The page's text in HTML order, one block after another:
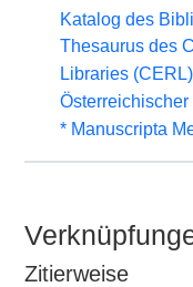
Katalog des
Thesaurus des
Libraries (CERL)
* Manuscripta
Zitierweise